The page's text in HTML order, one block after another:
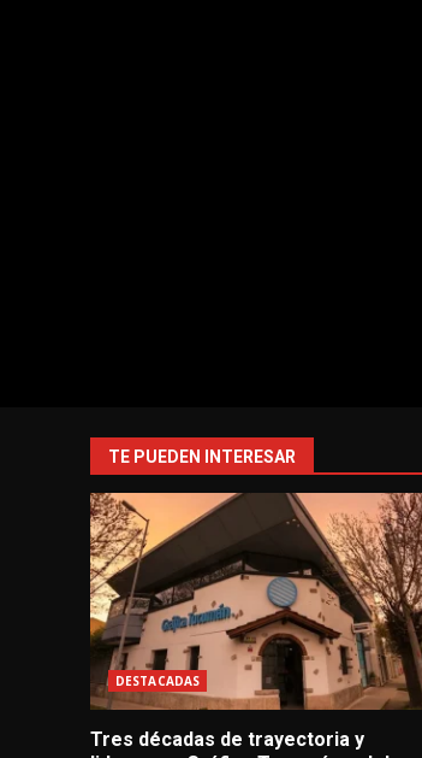
TE PUEDEN INTERESAR
DESTACADAS
Tres décadas de trayectoria y